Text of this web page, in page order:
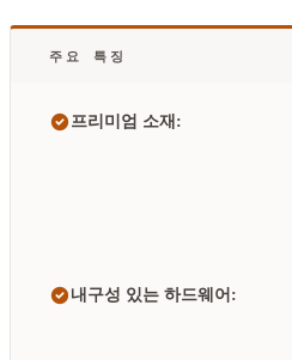
주요 특징
프리미엄 소재:
내구성 있는 하드웨어: